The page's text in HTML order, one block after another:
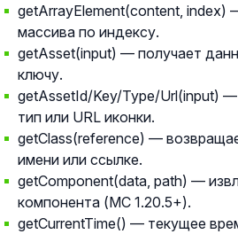
getArrayElement(content, index)
массива по индексу.
getAsset(input) — получает
ключу.
getAssetId/Key/Type/Url(input)
тип или URL иконки.
getClass(reference) —
имени или ссылке.
getComponent(data, path) —
компонента (MC 1.20.5+).
getCurrentTime() — текущее